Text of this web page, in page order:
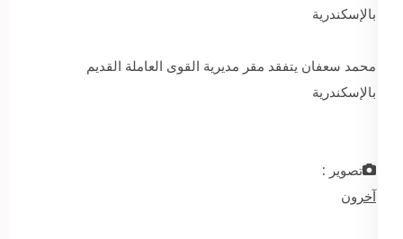
محمد سعفان يتفقد مقر مديرية القوى العاملة القديم
بالإسكندرية
تصوير :
آخرون